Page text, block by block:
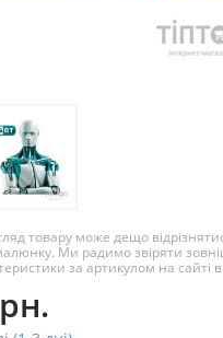
товару може дещо
Ми радимо звіряти
за артикулом на сайті